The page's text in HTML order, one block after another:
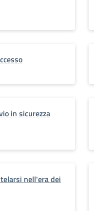
in sicurezza
nell'era dei